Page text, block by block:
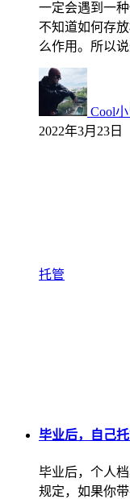
一定会遇到一
不知道如何存
么作用。所以
Cool小
2022年3月23日
托管
毕业后，自己
毕业后，个人
规定，如果你